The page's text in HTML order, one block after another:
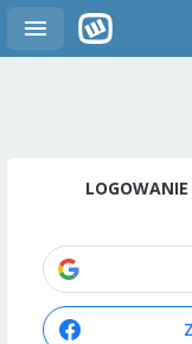
LOGOWANIE